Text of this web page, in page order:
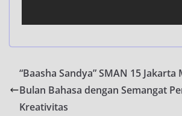
“Baasha Sandya” SMAN 15
Bulan Bahasa dengan Semangat
Kreativitas